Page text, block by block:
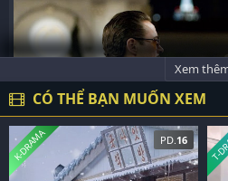
Xem
CÓ THỂ BẠN MUỐN XEM
PD. 16
K-DRAMA T-